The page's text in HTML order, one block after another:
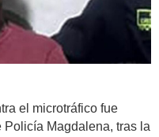
el microtráfico fue
Policía Magdalena, tras la